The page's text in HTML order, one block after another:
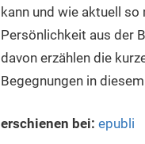
kann und wie aktuell so
Persönlichkeit aus der
davon erzählen die
Begegnungen in
erschienen bei: epubli